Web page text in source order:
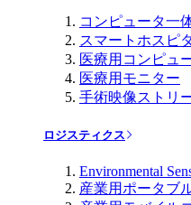
コンピュータ一
スマートホスピ
医療用コンピュ
医療用モニター
手術映像ストリ
ロジスティクス
Environmental
産業用ポータブ